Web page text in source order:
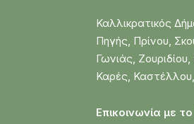
Καλλικρατικός
Πηγής, Πρίνου,
Γωνιάς,
Καρές,
Επικοινωνία με